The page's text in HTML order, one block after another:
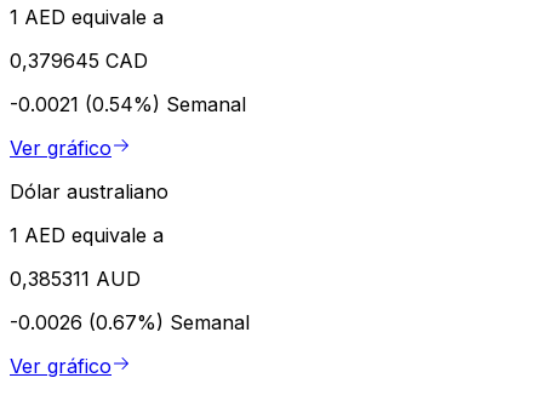
1 AED equivale a
0,379645 CAD
-0.0021 (0.54%) Semanal
Ver gráfico
Dólar australiano
1 AED equivale a
0,385311 AUD
-0.0026 (0.67%) Semanal
Ver gráfico